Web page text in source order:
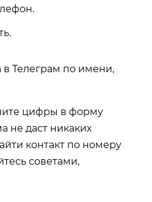
цифры в форму
не даст никаких
контакт по номеру
советами,